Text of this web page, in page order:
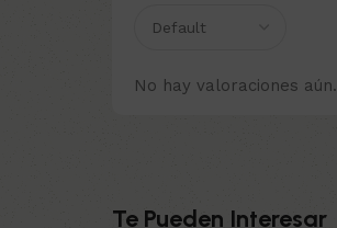
No hay valoraciones aún.
Te Pueden Interesar